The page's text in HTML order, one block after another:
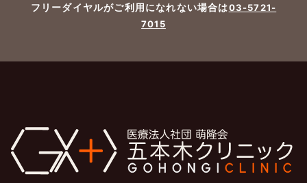
フリーダイヤルがご利用になれない場合は03-5721-
7015